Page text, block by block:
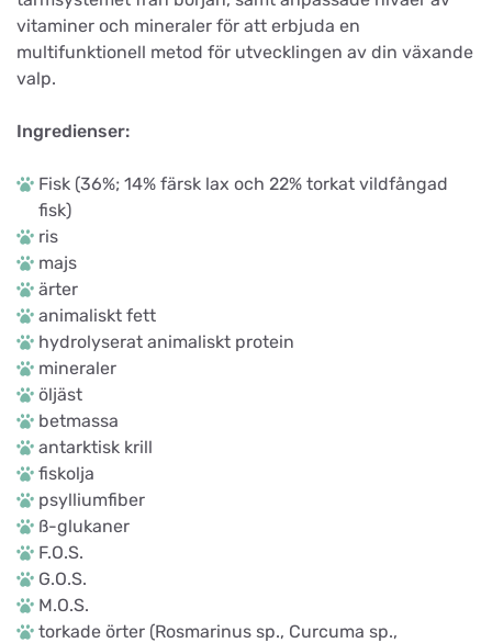
vitaminer och mineraler för att erbjuda en
multifunktionell metod för utvecklingen av din växande
valp.
Ingredienser:
Fisk (36%; 14% färsk lax och 22% torkat vildfångad
fisk)
ris
majs
ärter
animaliskt fett
hydrolyserat animaliskt protein
mineraler
öljäst
betmassa
antarktisk krill
fiskolja
psylliumfiber
ß-glukaner
F.O.S.
G.O.S.
M.O.S.
torkade örter (Rosmarinus sp., Curcuma sp.,